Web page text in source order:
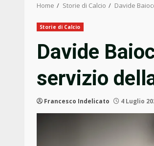
Home Storie di Calcio Davide
Storie di Calcio
Davide
servizio
Francesco Indelicato 4 Luglio